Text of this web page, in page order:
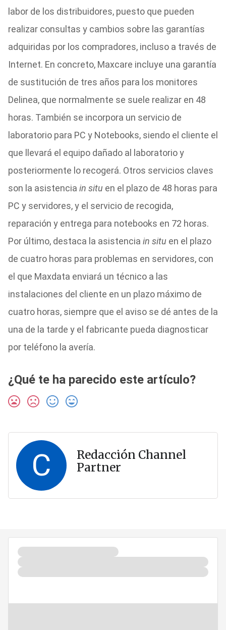
labor de los distribuidores, puesto que pueden
realizar consultas y cambios sobre las garantías
adquiridas por los compradores, incluso a través de
Internet. En concreto, Maxcare incluye una garantía
de sustitución de tres años para los monitores
Delinea, que normalmente se suele realizar en 48
horas. También se incorpora un servicio de
laboratorio para PC y Notebooks, siendo el cliente el
que llevará el equipo dañado al laboratorio y
posteriormente lo recogerá. Otros servicios claves
son la asistencia in situ en el plazo de 48 horas para
PC y servidores, y el servicio de recogida,
reparación y entrega para notebooks en 72 horas.
Por último, destaca la asistencia in situ en el plazo
de cuatro horas para problemas en servidores, con
el que Maxdata enviará un técnico a las
instalaciones del cliente en un plazo máximo de
cuatro horas, siempre que el aviso se dé antes de la
una de la tarde y el fabricante pueda diagnosticar
por teléfono la avería.
¿Qué te ha parecido este artículo?
C
Redacción Channel
Partner